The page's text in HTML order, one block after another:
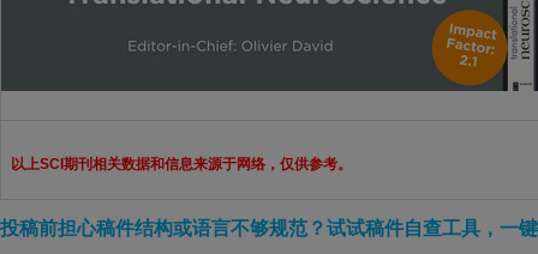
以上SCI期刊相关数据和信息来源于网络，仅供参考。
投稿前担心稿件结构或语言不够规范？试试稿件自查工具，一